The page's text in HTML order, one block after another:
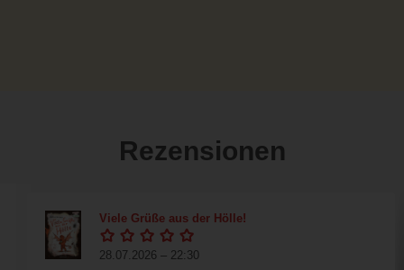
Rezensionen
Viele Grüße aus der Hölle!
28.07.2026 – 22:30